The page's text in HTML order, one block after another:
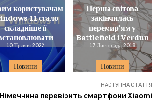
Новини
користувачам
11 стало
складніше її
10 Травня 2022
Новини
Перша світова
закінчилась
перемир’ям у
Battlefield і Verdun
17 Листопада 2018
НАСТУПНА СТАТТЯ
Німеччина перевірить смартфони Xiaomi